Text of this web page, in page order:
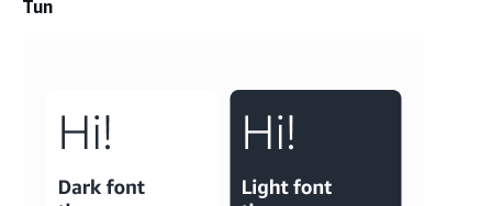
Tun